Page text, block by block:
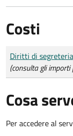
Costi
Tipo di pagamento
Importo
Diritti di
(consulta gli
Cosa
Per accedere al